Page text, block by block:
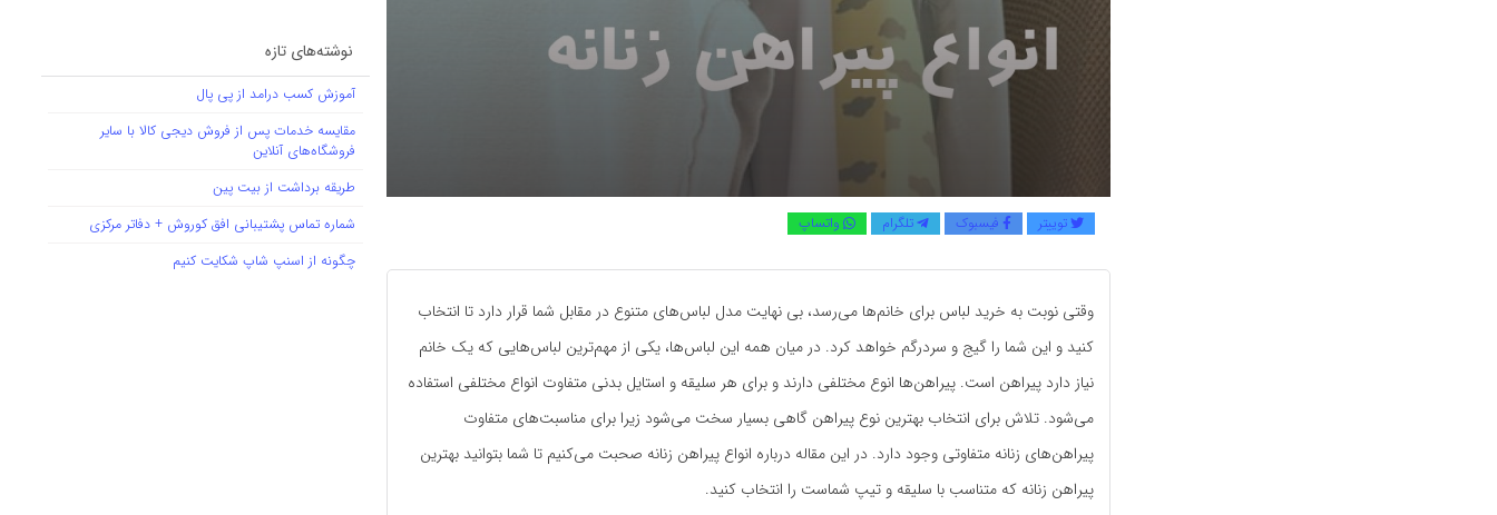
توییتر فیسبوک تلگرام واتساپ
وقتی نوبت به خرید لباس برای خانم‌ها می‌رسد، بی نهایت مدل لباس‌های متنوع در مقابل شما قرار دارد تا انتخاب
کنید و این شما را گیج و سردرگم خواهد کرد. در میان همه این لباس‌ها، یکی از مهم‌ترین لباس‌هایی که یک خانم
نیاز دارد پیراهن است. پیراهن‌ها انوع مختلفی دارند و برای هر سلیقه و استایل بدنی متفاوت انواع مختلفی استفاده
می‌شود. تلاش برای انتخاب بهترین نوع پیراهن گاهی بسیار سخت می‌شود زیرا برای مناسبت‌های متفاوت
پیراهن‌‌های زنانه متفاوتی وجود دارد. در این مقاله درباره انواع پیراهن زنانه صحبت می‌کنیم تا شما بتوانید بهترین
پیراهن زنانه که متناسب با سلیقه و تیپ شماست را انتخاب کنید.
نوشته‌های تازه
آموزش کسب درامد از پی پال
مقایسه خدمات پس از فروش دیجی کالا با سایر
فروشگاه‌های آنلاین
طریقه برداشت از بیت پین
شماره تماس پشتیبانی افق کوروش + دفاتر مرکزی
چگونه از اسنپ شاپ شکایت کنیم